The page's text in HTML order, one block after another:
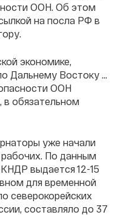
ООН. Об этом
на посла РФ в
экономике,
Дальнему Востоку ...
ООН
в обязательном
уже начали
По данным
выдается 12-15
для временной
северокорейских
составляло до 37